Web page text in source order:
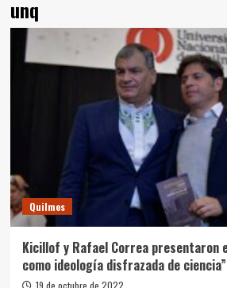
unq
Quilmes
Kicillof y Rafael Correa presentaron
como ideología disfrazada de ciencia”
19 de octubre de 2022